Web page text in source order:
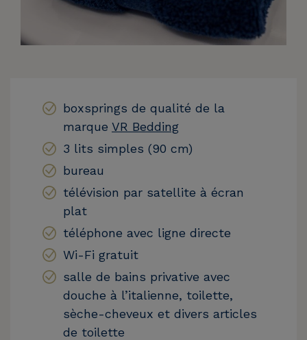
boxsprings de qualité de la
marque VR Bedding
3 lits simples (90 cm)
bureau
télévision par satellite à écran
plat
téléphone avec ligne directe
Wi-Fi gratuit
salle de bains privative avec
douche à l’italienne, toilette,
sèche-cheveux et divers articles
de toilette